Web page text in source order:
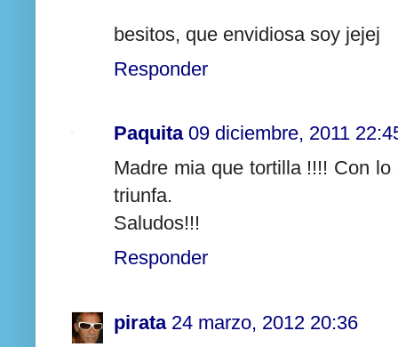
besitos, que envidiosa soy jejej
Responder
Paquita 09 diciembre, 2011
Madre mia que tortilla !!!! Con
triunfa.
Saludos!!!
Responder
pirata 24 marzo, 2012 20:36